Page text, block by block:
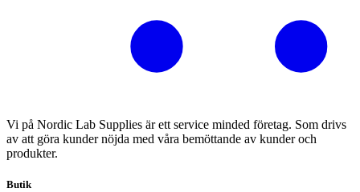
Vi på Nordic Lab Supplies är ett service minded företag. Som drivs
av att göra kunder nöjda med våra bemöttande av kunder och
produkter.
Butik